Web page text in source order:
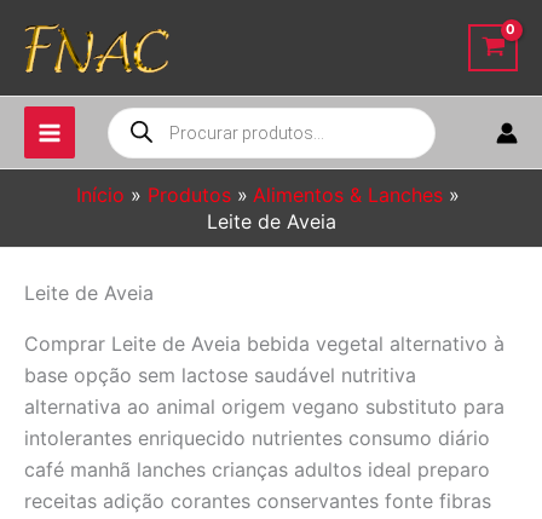
para
conteúdo
Pesquisar
produtos
Início Produtos
Alimentos & Lanches
Leite de Aveia
Leite de Aveia
Comprar Leite de Aveia bebida vegetal alternativo à
base opção sem lactose saudável nutritiva
alternativa ao animal origem vegano substituto para
intolerantes enriquecido nutrientes consumo diário
café manhã lanches crianças adultos ideal preparo
receitas adição corantes conservantes fonte fibras